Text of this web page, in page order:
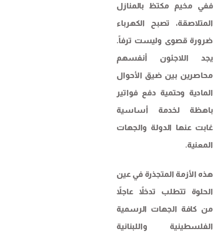
ففي مخيم مكتظ بالمنازل
المتلاصقة، تصبح الكهرباء
ضرورة قصوى وليست ترفاً.
يجد اللاجئون أنفسهم
محاصرين بين ضيق الأحوال
المادية وحتمية دفع فواتير
باهظة لخدمة أساسية
غابت عنها الدولة والجهات
المعنية.
هذه الأزمة المتجذرة في عين
الحلوة تتطلب تدخلاً عاجلاً
من كافة الجهات الرسمية
الفلسطينية واللبنانية